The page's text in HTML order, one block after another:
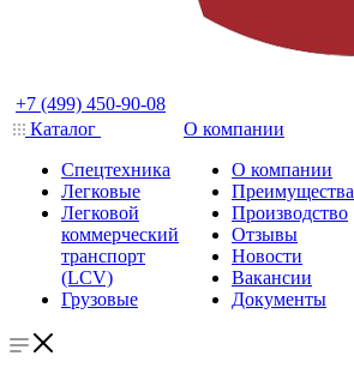
+7 (499) 450-90-08
Каталог
Спецтехника
Легковые
Легковой
коммерческий
транспорт
(LCV)
Грузовые
О компании
О компании
Преимущества
Производство
Отзывы
Новости
Вакансии
Документы